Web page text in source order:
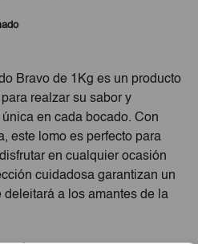
Bravo de 1Kg es un producto
realzar su sabor y
en cada bocado. Con
este lomo es perfecto para
en cualquier ocasión
cuidadosa garantizan un
a los amantes de la